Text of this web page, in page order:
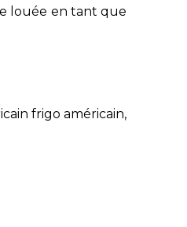
louée en tant que
frigo américain,